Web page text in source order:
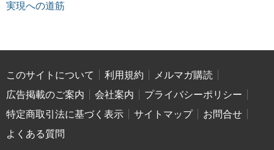
実現への道筋
このサイトについて 利用規約
メルマガ購読
広告掲載のご案内
会社案内
プライバシーポリシー
特定商取引法に基づく表示
サイトマップ
お問合せ
よくある質問